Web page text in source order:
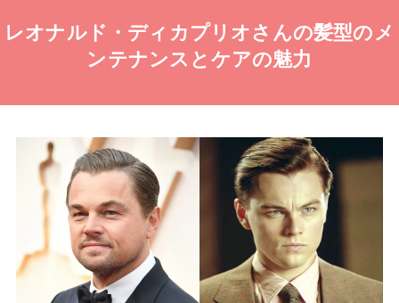
レオナルド・ディカプリオさんの髪型のメ
ンテナンスとケアの魅力